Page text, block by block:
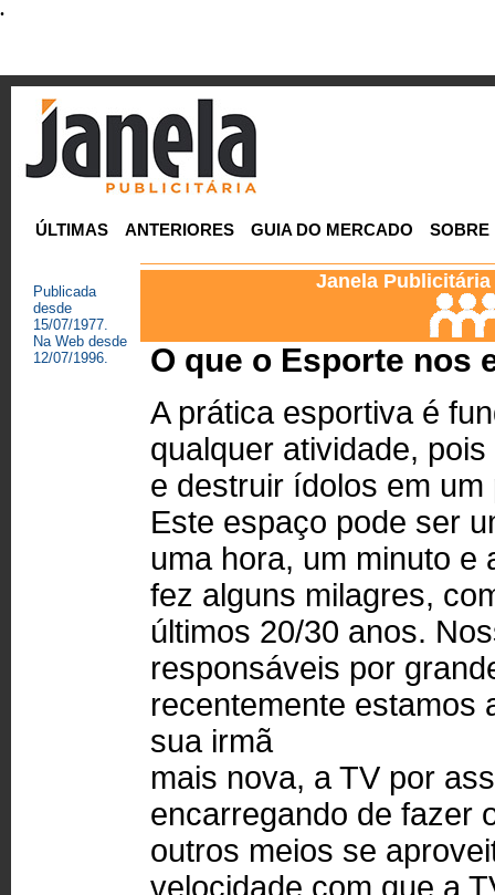
.
ÚLTIMAS ANTERIORES GUIA DO MERCADO SOBRE
Publicada
desde
15/07/1977.
Na Web desde
12/07/1996.
Janela Publicitária
O que o Esporte nos
A prática esportiva é
qualquer atividade,
e destruir ídolos em
Este espaço pode ser
uma hora, um minuto e
fez alguns milagres,
últimos 20/30 anos.
responsáveis por
recentemente estamos
sua irmã
mais nova, a TV por
encarregando de fazer
outros meios se
velocidade com que a